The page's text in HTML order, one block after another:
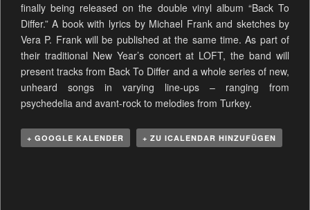
finally being released on the double vinyl album “Back To
Differ.” A book with lyrics by Michael Frank and sketches by
Vera P. Frank will be published at the same time. As part of
their traditional New Year’s concert at LOFT, the band will
present tracks from Back To Differ and a whole series of new,
unheard songs in varying line-ups – ranging from
psychedelia and avant-rock to melodies from Turkey.
+ GOOGLE KALENDER + ZU ICALENDAR HINZUFÜGEN